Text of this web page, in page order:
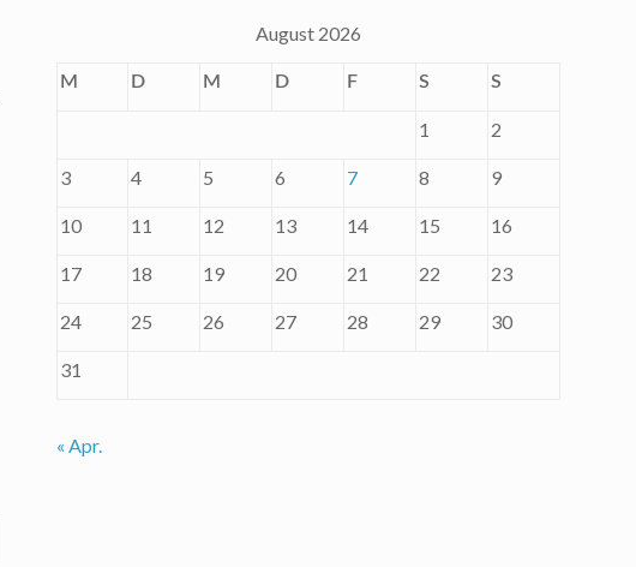
August 2026
M D M D F S S
1 2
3 4 5 6 7 8 9
10 11 12 13 14 15 16
17 18 19 20 21 22 23
24 25 26 27 28 29 30
31
« Apr.